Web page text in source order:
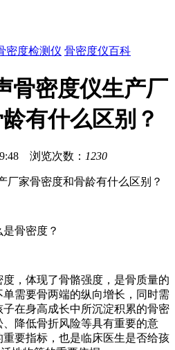
密度检测仪 骨密度仪百科
骨密度仪生产厂
有什么区别？
浏览次数： 1230
厂家骨密度和骨龄有什么区别？
是骨密度？
，体现了骨骼强度，是骨质量的
需要骨两端的纵向增长，同时需
在身高成长中所沉淀积累的骨密
降低骨折风险等具有重要的意
要指标，也是临床医生是否给孩